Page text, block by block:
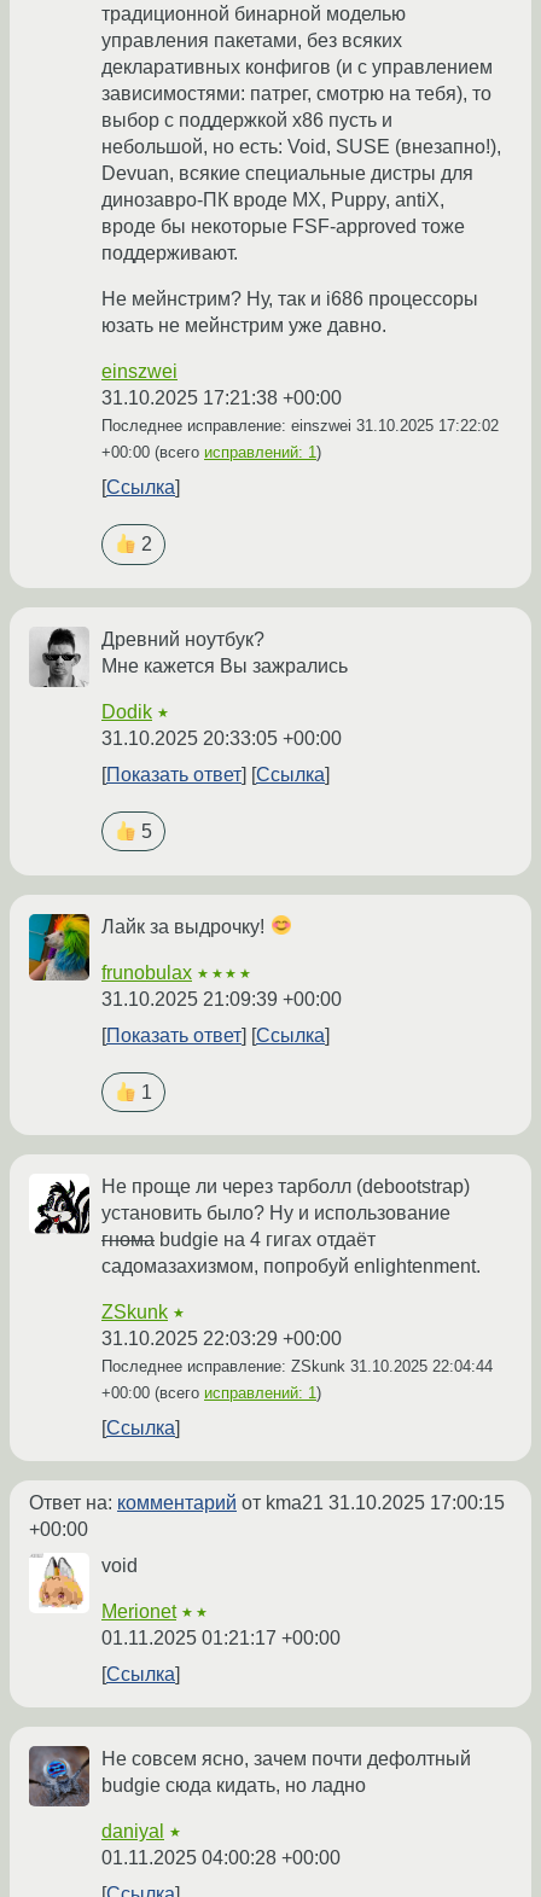
традиционной бинарной моделью
управления пакетами, без всяких
декларативных конфигов (и с управлением
зависимостями: патрег, смотрю на тебя), то
выбор с поддержкой x86 пусть и
небольшой, но есть: Void, SUSE (внезапно!),
Devuan, всякие специальные дистры для
динозавро-ПК вроде MX, Puppy, antiX,
вроде бы некоторые FSF-approved тоже
поддерживают.
Не мейнстрим? Ну, так и i686 процессоры
юзать не мейнстрим уже давно.
einszwei
31.10.2025 17:21:38 +00:00
Последнее исправление: einszwei 31.10.2025 17:22:02
+00:00 (всего исправлений: 1)
Ссылка
2
Древний ноутбук?
Мне кажется Вы зажрались
Dodik ★
31.10.2025 20:33:05 +00:00
Показать ответ
Ссылка
5
Лайк за выдрочку!
frunobulax ★★★★
31.10.2025 21:09:39 +00:00
Показать ответ
Ссылка
1
Не проще ли через тарболл (debootstrap)
установить было? Ну и использование
гнома budgie на 4 гигах отдаёт
садомазахизмом, попробуй enlightenment.
ZSkunk ★
31.10.2025 22:03:29 +00:00
Последнее исправление: ZSkunk 31.10.2025 22:04:44
+00:00 (всего исправлений: 1)
Ссылка
Ответ на: комментарий от kma21 31.10.2025 17:00:15
+00:00
void
Merionet ★★
01.11.2025 01:21:17 +00:00
Ссылка
Не совсем ясно, зачем почти дефолтный
budgie сюда кидать, но ладно
daniyal ★
01.11.2025 04:00:28 +00:00